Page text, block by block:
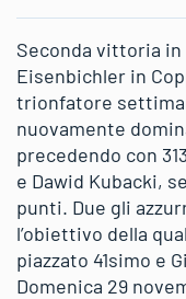
Seconda vittoria in
Eisenbichler in
trionfatore
nuovamente
precedendo con
e Dawid Kubacki,
punti. Due gli
l’obiettivo della
piazzato 41simo e
Domenica 29